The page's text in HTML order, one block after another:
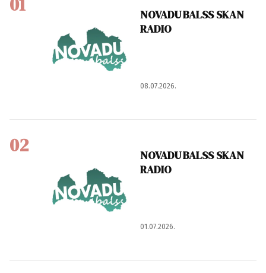
NOVADU BALSS SKAN
RADIO
08.07.2026.
02
NOVADU BALSS SKAN
RADIO
01.07.2026.